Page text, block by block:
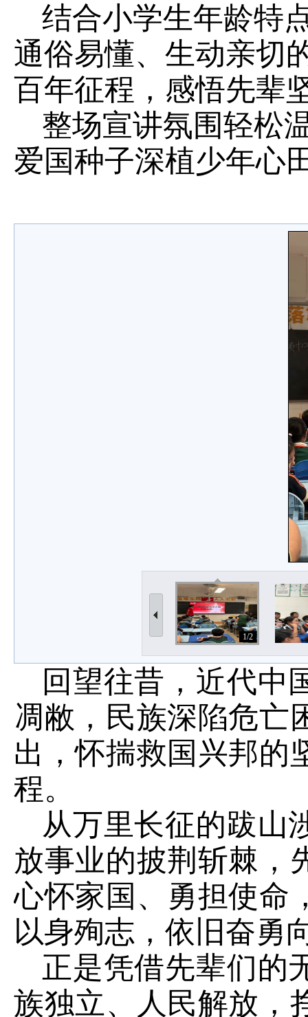
结合小学生年龄特
通俗易懂、生动亲切
百年征程，感悟先辈
整场宣讲氛围轻松
爱国种子深植少年心
1/2
回望往昔，近代中
凋敝，民族深陷危亡
出，怀揣救国兴邦的
程。
从万里长征的跋山
放事业的披荆斩棘，
心怀家国、勇担使命
以身殉志，依旧奋勇
正是凭借先辈们的
族独立、人民解放，